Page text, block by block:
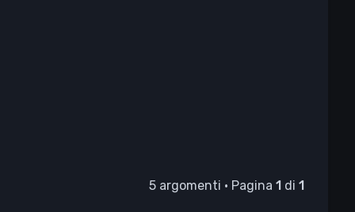
5 argomenti • Pagina1 di1